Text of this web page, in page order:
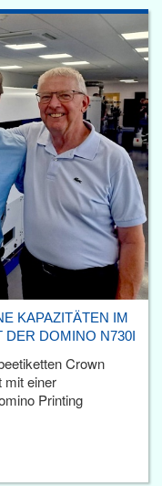
KAPAZITÄTEN IM
DER DOMINO N730I
Crown
mit einer
Printing